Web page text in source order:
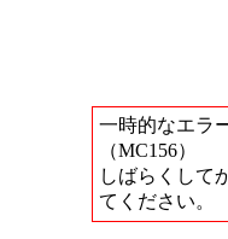
一時的なエラ
（MC156）
しばらくして
てください。